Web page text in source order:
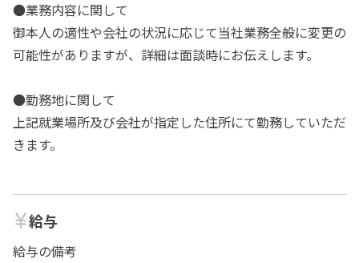
●業務内容に関して
御本人の適性や会社の状況に応じて当社業務全般に変更の
可能性がありますが、詳細は面談時にお伝えします。
●勤務地に関して
上記就業場所及び会社が指定した住所にて勤務していただ
きます。
給与
給与の備考